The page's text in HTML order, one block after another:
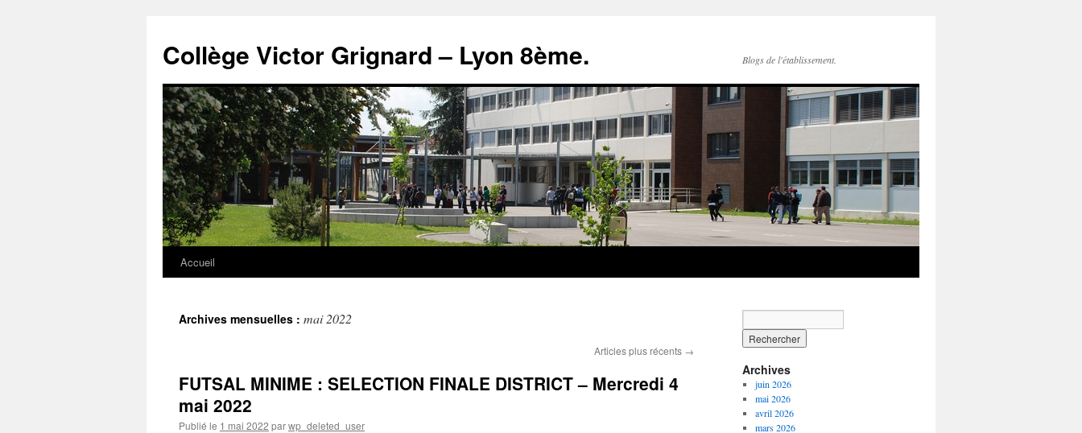
contenu
Collège Victor Grignard – Lyon 8ème. Blogs de l'établissement.
Accueil
Archives mensuelles : mai 2022
Articles plus récents →
FUTSAL MINIME : SELECTION FINALE DISTRICT – Mercredi 4
mai 2022
Publié le 1 mai 2022 parwp_deleted_user
Archives
juin 2026
mai 2026
avril 2026
mars 2026